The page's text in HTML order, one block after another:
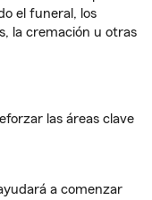
el funeral, los
la cremación u otras
las áreas clave
a comenzar